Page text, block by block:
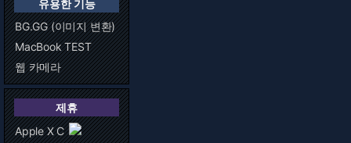
유용한 기능
BG.GG (이미지 변환)
MacBook TEST
웹 카메라
제휴
Apple X C